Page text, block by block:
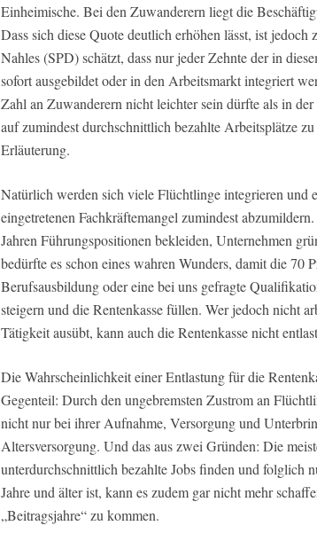
Einheimische. Bei den Zuwanderern liegt die
Dass sich diese Quote deutlich erhöhen lässt, ist
Nahles (SPD) schätzt, dass nur jeder Zehnte der in
sofort ausgebildet oder in den Arbeitsmarkt integriert
Zahl an Zuwanderern nicht leichter sein dürfte als in
auf zumindest durchschnittlich bezahlte Arbeitsplätze
Erläuterung.
Natürlich werden sich viele Flüchtlinge integrieren und
eingetretenen Fachkräftemangel zumindest
Jahren Führungspositionen bekleiden, Unternehmen
bedürfte es schon eines wahren Wunders, damit die 70
Berufsausbildung oder eine bei uns gefragte
steigern und die Rentenkasse füllen. Wer jedoch nicht
Tätigkeit ausübt, kann auch die Rentenkasse nicht
Die Wahrscheinlichkeit einer Entlastung für die
Gegenteil: Durch den ungebremsten Zustrom an
nicht nur bei ihrer Aufnahme, Versorgung und
Altersversorgung. Und das aus zwei Gründen: Die
unterdurchschnittlich bezahlte Jobs finden und folglich
Jahre und älter ist, kann es zudem gar nicht mehr
„Beitragsjahre“ zu kommen.